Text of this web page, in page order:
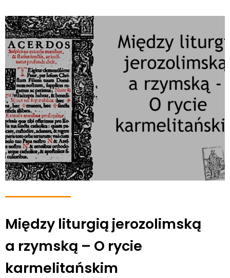
Między liturgią jerozolimską
a rzymską – O rycie
karmelitańskim